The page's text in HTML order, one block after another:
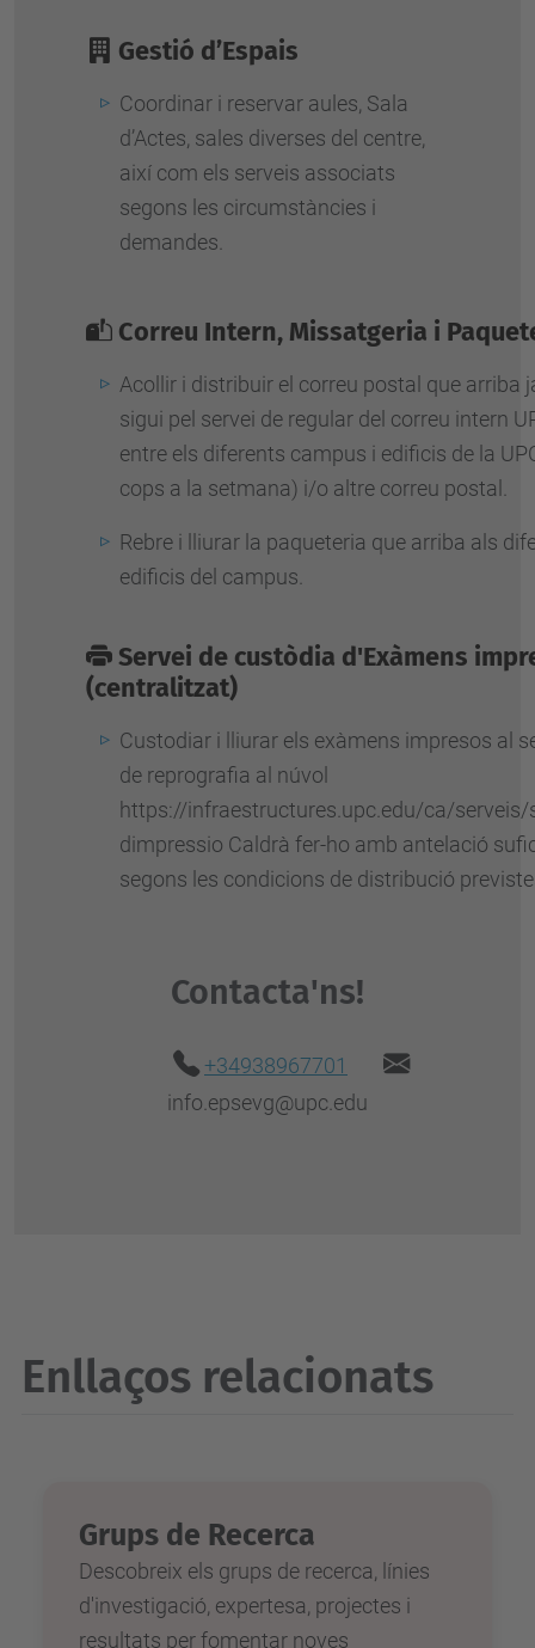
Gestió d’Espais
Coordinar i reservar aules, Sala
d’Actes, sales diverses del centre,
així com els serveis associats
segons les circumstàncies i
demandes.
Correu Intern, Missatgeria i
Acollir i distribuir el correu postal que arriba
sigui pel servei de regular del correu intern
entre els diferents campus i edificis de la
cops a la setmana) i/o altre correu postal.
Rebre i lliurar la paqueteria que arriba als
edificis del campus.
Servei de custòdia d'Exàmens
(centralitzat)
Custodiar i lliurar els exàmens impresos al
de reprografia al núvol
https://infraestructures.upc.edu/ca/serveis/
dimpressio Caldrà fer-ho amb antelació
segons les condicions de distribució
Contacta'ns!
+34938967701
info.epsevg@upc.edu
Enllaços relacionats
Grups de Recerca
Descobreix els grups de recerca, línies
d'investigació, expertesa, projectes i
resultats per fomentar noves